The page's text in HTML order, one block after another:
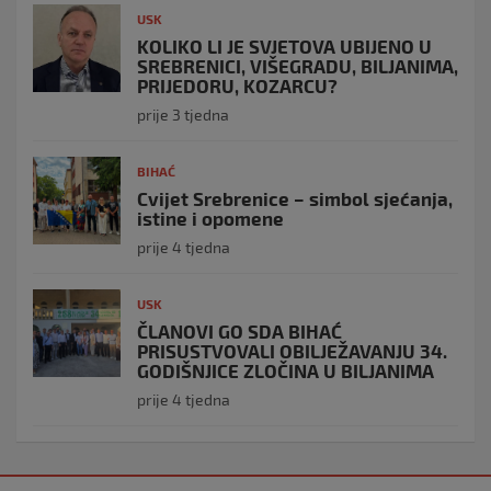
USK
KOLIKO LI JE SVJETOVA UBIJENO U
SREBRENICI, VIŠEGRADU, BILJANIMA,
PRIJEDORU, KOZARCU?
prije 3 tjedna
BIHAĆ
Cvijet Srebrenice – simbol sjećanja,
istine i opomene
prije 4 tjedna
USK
ČLANOVI GO SDA BIHAĆ
PRISUSTVOVALI OBILJEŽAVANJU 34.
GODIŠNJICE ZLOČINA U BILJANIMA
prije 4 tjedna